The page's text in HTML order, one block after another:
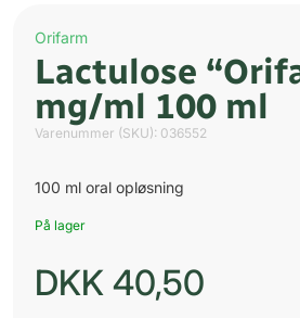
Orifarm
Lactulose
mg/ml 100 ml
Varenummer (SKU): 036552
100 ml oral opløsning
På lager
DKK 40,50